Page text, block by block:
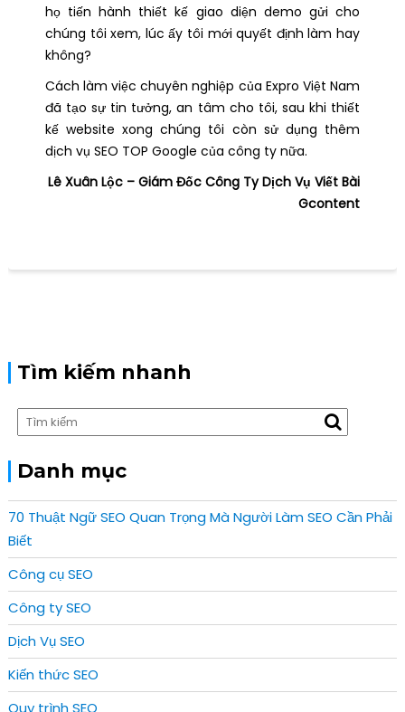
họ tiến hành thiết kế giao diện demo gửi cho
chúng tôi xem, lúc ấy tôi mới quyết định làm hay
không?
Cách làm việc chuyên nghiệp của Expro Việt Nam
đã tạo sự tin tưởng, an tâm cho tôi, sau khi thiết
kế website xong chúng tôi còn sử dụng thêm
dịch vụ SEO TOP Google của công ty nữa.
Lê Xuân Lộc – Giám Đốc Công Ty Dịch Vụ Viết Bài
Gcontent
Tìm kiếm nhanh
Danh mục
70 Thuật Ngữ SEO Quan Trọng Mà Người Làm SEO Cần Phải
Biết
Công cụ SEO
Công ty SEO
Dịch Vụ SEO
Kiến thức SEO
Quy trình SEO